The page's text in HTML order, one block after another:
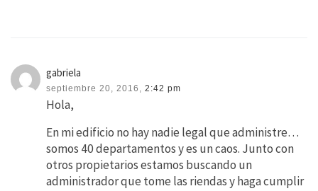
gabriela
septiembre 20, 2016, 2:42 pm
Hola,
En mi edificio no hay nadie legal que administre…
somos 40 departamentos y es un caos. Junto con
otros propietarios estamos buscando un
administrador que tome las riendas y haga cumplir